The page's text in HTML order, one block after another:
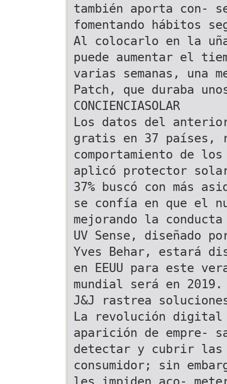
también aporta con-
fomentando hábitos
Al colocarlo en la
puede aumentar el
varias semanas, una
Patch, que duraba
CONCIENCIASOLAR
Los datos del
gratis en 37 países,
comportamiento de
aplicó protector
37% buscó con más
se confía en que el
mejorando la
UV Sense, diseñado
Yves Behar, estará
en EEUU para este
mundial será en 2019.
J&J rastrea
La revolución
aparición de empre-
detectar y cubrir las
consumidor; sin